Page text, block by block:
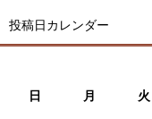
投稿日カレンダー
日 月 火